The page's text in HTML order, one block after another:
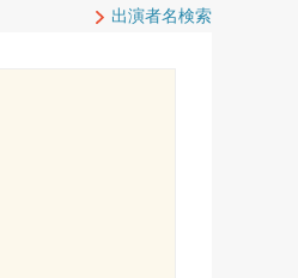
出演者名検索